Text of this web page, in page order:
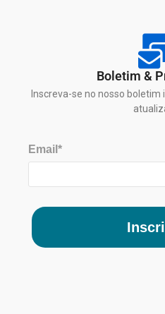
Boletim &
Inscreva-se no nosso
Email*